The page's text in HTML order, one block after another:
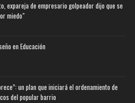
expareja de empresario golpeador dijo que se
miedo"
en Educación
un plan que iniciará el ordenamiento de
del popular barrio